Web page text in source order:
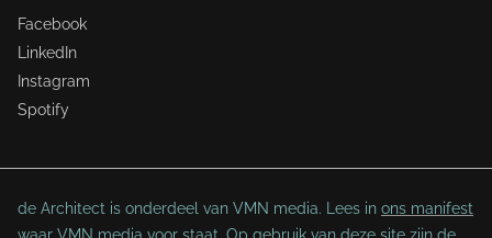
Facebook
LinkedIn
Instagram
Spotify
de Architect is onderdeel van VMN media. Lees in ons manifest